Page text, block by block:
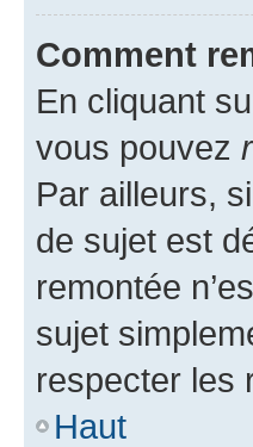
Comment
En cliquant
vous pouvez
Par ailleurs,
de sujet est
remontée
sujet
respecter les
Haut